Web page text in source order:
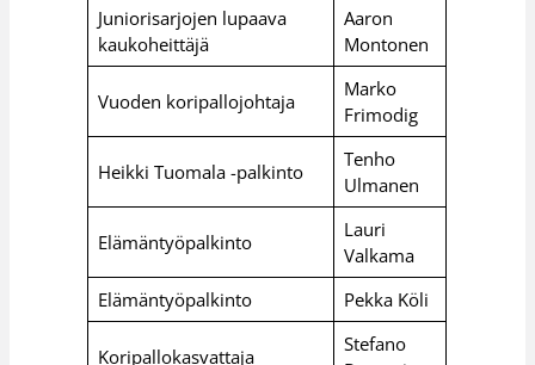
Juniorisarjojen lupaava
kaukoheittäjä
Aaron
Montonen
Vuoden koripallojohtaja
Marko
Frimodig
Heikki Tuomala -palkinto
Tenho
Ulmanen
Elämäntyöpalkinto
Lauri
Valkama
Elämäntyöpalkinto
Pekka Köli
Koripallokasvattaja
Stefano